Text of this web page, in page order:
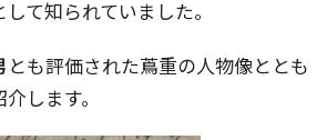
して知られていました。
とも評価された蔦重の人物像ととも
します。